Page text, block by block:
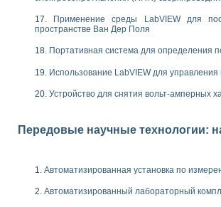
одномерных сигналов на основе
INSTRUMENTS в операционной системе
принципа действия универсального цифрового
принимаемых решений в среде LabVIEW
электрических характеристик
теории Коммутации
национального проекта «Образование»
решателей обыкновенных дифференциальных
Применение среды LabVIEW для
пространстве Ван Дер Поля
Портативная система для определения
Использование LabVIEW для
Устройство для снятия вольт-амперных
Передовые научные технологии:
Автоматизированная установка по
Автоматизированный лабораторный